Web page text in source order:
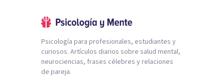
Psicología para profesionales, estudiantes y
curiosos. Artículos diarios sobre salud mental,
neurociencias, frases célebres y relaciones
de pareja.